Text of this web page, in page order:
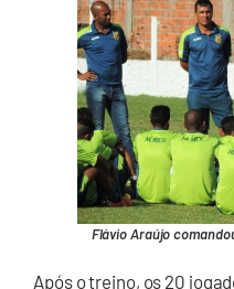
Flávio Araújo
Após o treino, os 20